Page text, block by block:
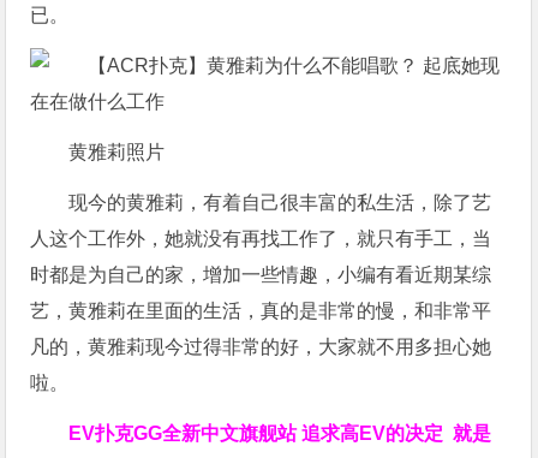
已。
黄雅莉照片
现今的黄雅莉，有着自己很丰富的私生活，除了艺
人这个工作外，她就没有再找工作了，就只有手工，当
时都是为自己的家，增加一些情趣，小编有看近期某综
艺，黄雅莉在里面的生活，真的是非常的慢，和非常平
凡的，黄雅莉现今过得非常的好，大家就不用多担心她
啦。
EV扑克GG全新中文旗舰站追求高EV的决定就是